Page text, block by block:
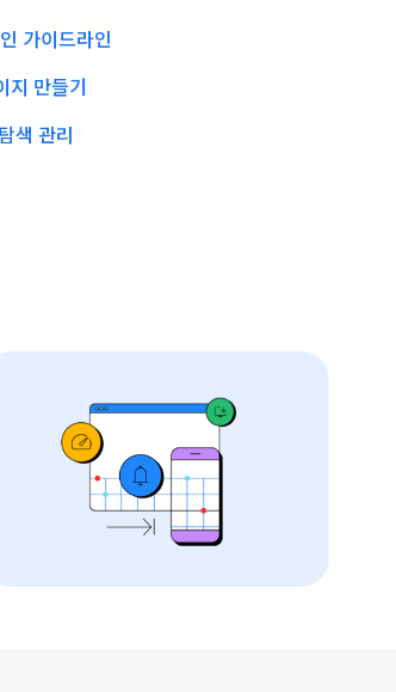
가이드라인
지 만들기
색 관리